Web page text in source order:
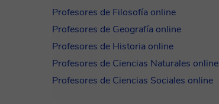
Profesores de Filosofía online
Profesores de Geografía online
Profesores de Historia online
Profesores de Ciencias Naturales online
Profesores de Ciencias Sociales online